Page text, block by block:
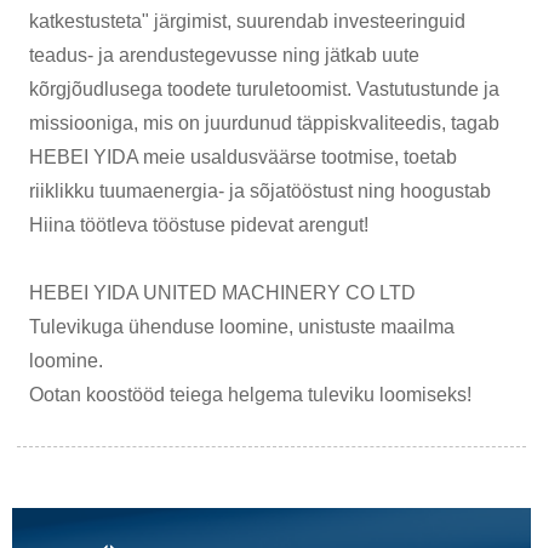
katkestusteta" järgimist, suurendab investeeringuid
teadus- ja arendustegevusse ning jätkab uute
kõrgjõudlusega toodete turuletoomist. Vastutustunde ja
missiooniga, mis on juurdunud täppiskvaliteedis, tagab
HEBEI YIDA meie usaldusväärse tootmise, toetab
riiklikku tuumaenergia- ja sõjatööstust ning hoogustab
Hiina töötleva tööstuse pidevat arengut!
HEBEI YIDA UNITED MACHINERY CO LTD
Tulevikuga ühenduse loomine, unistuste maailma
loomine.
Ootan koostööd teiega helgema tuleviku loomiseks!